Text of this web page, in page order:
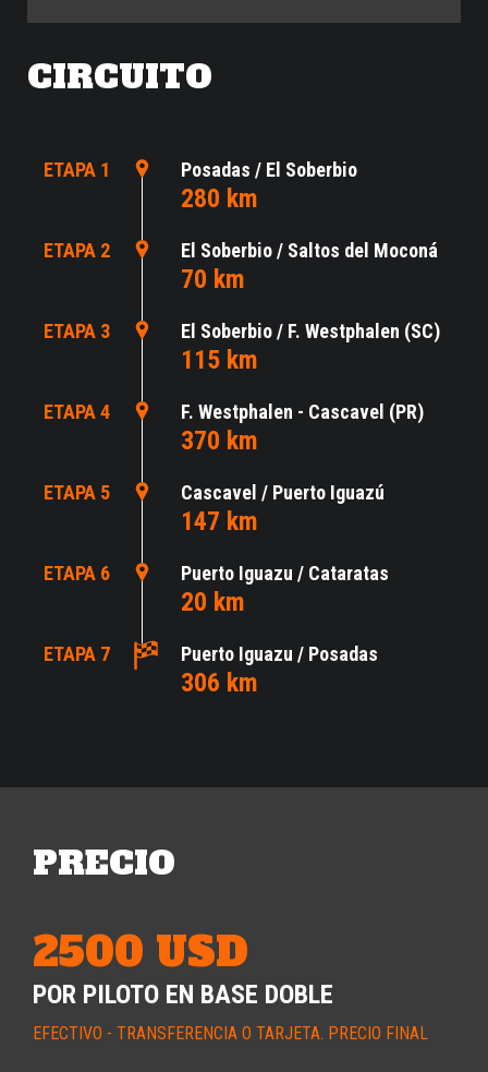
CIRCUITO
ETAPA 1 Posadas / El Soberbio
280 km
ETAPA 2 El Soberbio / Saltos del Moconá
70 km
ETAPA 3 El Soberbio / F. Westphalen (SC)
115 km
ETAPA 4 F. Westphalen - Cascavel (PR)
370 km
ETAPA 5 Cascavel / Puerto Iguazú
147 km
ETAPA 6 Puerto Iguazu / Cataratas
20 km
ETAPA 7 Puerto Iguazu / Posadas
306 km
PRECIO
2500 USD
POR PILOTO EN BASE DOBLE
EFECTIVO - TRANSFERENCIA O TARJETA. PRECIO FINAL